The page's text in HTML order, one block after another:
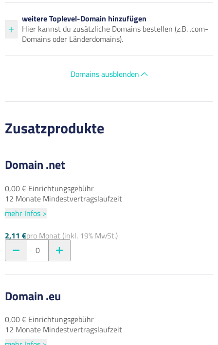
weitere Toplevel-Domain hinzufügen
Hier kannst du zusätzliche Domains bestellen (z.B. .com-
Domains oder Länderdomains).
Domains ausblenden
Zusatzprodukte
Domain .net
0,00 € Einrichtungsgebühr
12 Monate Mindestvertragslaufzeit
mehr Infos >
2,11 €pro Monat (inkl. 19% MwSt.)
0
Domain .eu
0,00 € Einrichtungsgebühr
12 Monate Mindestvertragslaufzeit